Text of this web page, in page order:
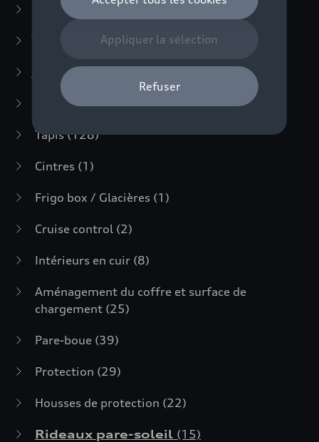
E-mobilité
Transport (94)
Confort et protection
Systèmes anti-martre(3)
Tapis(128)
Cintres (1)
Frigo box / Glacières (1)
Cruise control (2)
Intérieurs en cuir (8)
Aménagement du coffre et surface de
chargement (25)
Pare-boue (39)
Protection (29)
Housses de protection (22)
Rideaux pare-soleil (15)